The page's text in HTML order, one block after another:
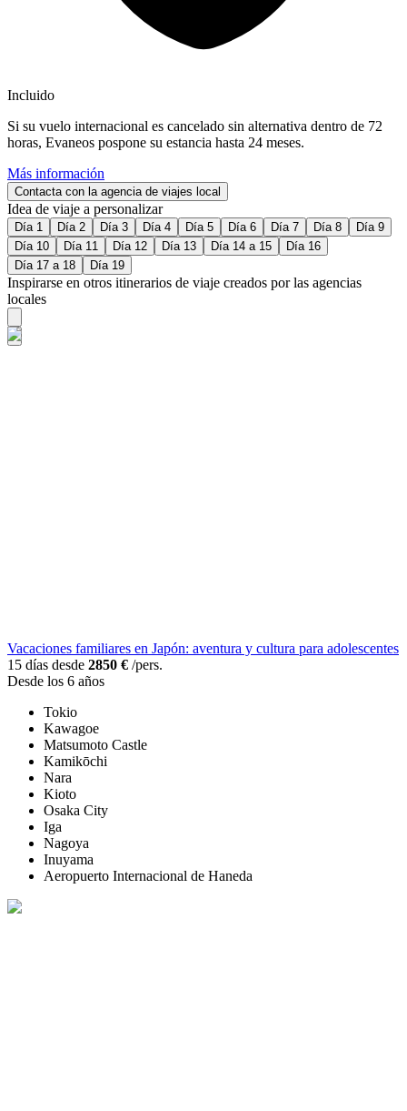
Incluido
Si su vuelo internacional es cancelado sin alternativa dentro de 72
horas, Evaneos pospone su estancia hasta 24 meses.
Más información
Contacta con la agencia de viajes local
Idea de viaje a personalizar
Día 1 Día 2 Día 3 Día 4 Día 5 Día 6 Día 7 Día 8
Día 9
Día 10
Día 11 Día 12 Día 13 Día 14 a 15
Día 16
Día 17 a 18
Día 19
Inspirarse en otros itinerarios de viaje creados por las agencias
locales
Vacaciones familiares en Japón: aventura y cultura para adolescentes
15 días desde 2850 € /pers.
Desde los 6 años
Tokio
Kawagoe
Matsumoto Castle
Kamikōchi
Nara
Kioto
Osaka City
Iga
Nagoya
Inuyama
Aeropuerto Internacional de Haneda